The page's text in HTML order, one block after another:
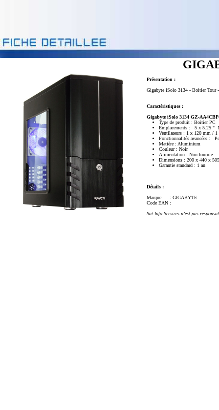
Présentation :
Gigabyte iSolo 3134 - Boitier Tour
Caractéristiques :
Gigabyte iSolo 3134 GZ-
Type de produit : Boitier PC
Emplacements : 5 x 5.25 "
Ventilateurs : 1 x 120 mm /
Fonctionnalités avancées :
Matière : Aluminium
Couleur : Noir
Alimentation : Non fournie
Dimensions : 200 x 440 x
Garantie standard : 1 an
Détails :
Marque
: GIGABYTE
Code EAN :
Sat Info Services n’est pas